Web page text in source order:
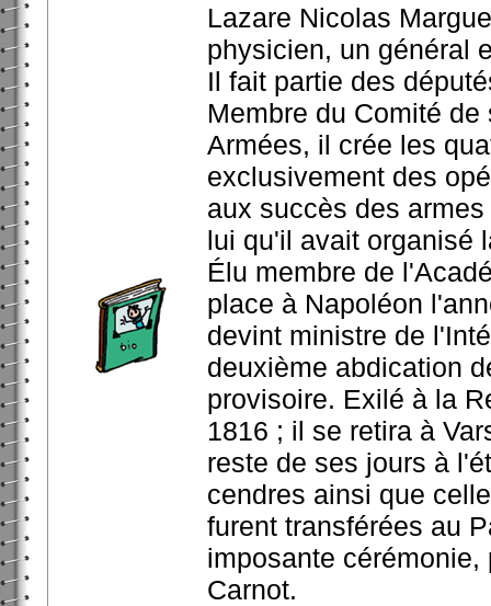
Lazare Nicolas
physicien, un général
Il fait partie des
Membre du Comité
Armées, il crée les
exclusivement des
aux succès des
lui qu'il avait organisé
Élu membre de
place à Napoléon
devint ministre de
deuxième abdication
provisoire. Exilé à la
1816 ; il se retira à
reste de ses jours à
cendres ainsi que
furent transférées au
imposante
Carnot.